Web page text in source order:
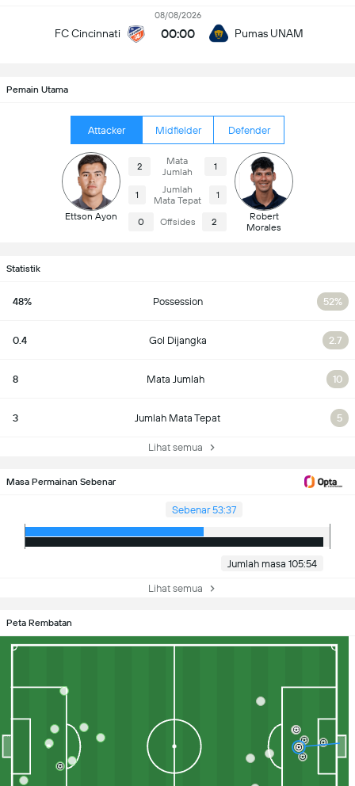
FC Cincinnati
08/08/2026
00:00 Pumas UNAM
Pemain Utama
Attacker Midfielder Defender
Ettson Ayon
2
Mata
Jumlah
1
1
Jumlah
Mata Tepat
1
0 Offsides 2
Robert
Morales
Statistik
48% Possession 52%
0.4 Gol Dijangka 2.7
8 Mata Jumlah 10
3 Jumlah Mata Tepat 5
Lihat semua
Masa Permainan Sebenar
Sebenar 53:37
Jumlah masa 105:54
Lihat semua
Peta Rembatan